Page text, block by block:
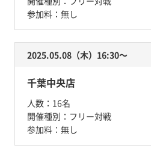
参加料： 無し
2025.05.08（木）16:30〜
千葉中央店
人数： 16名
開催種別： フリー対戦
参加料： 無し